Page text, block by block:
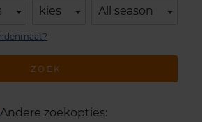
kies All season
ZOEK
Andere zoekopties: